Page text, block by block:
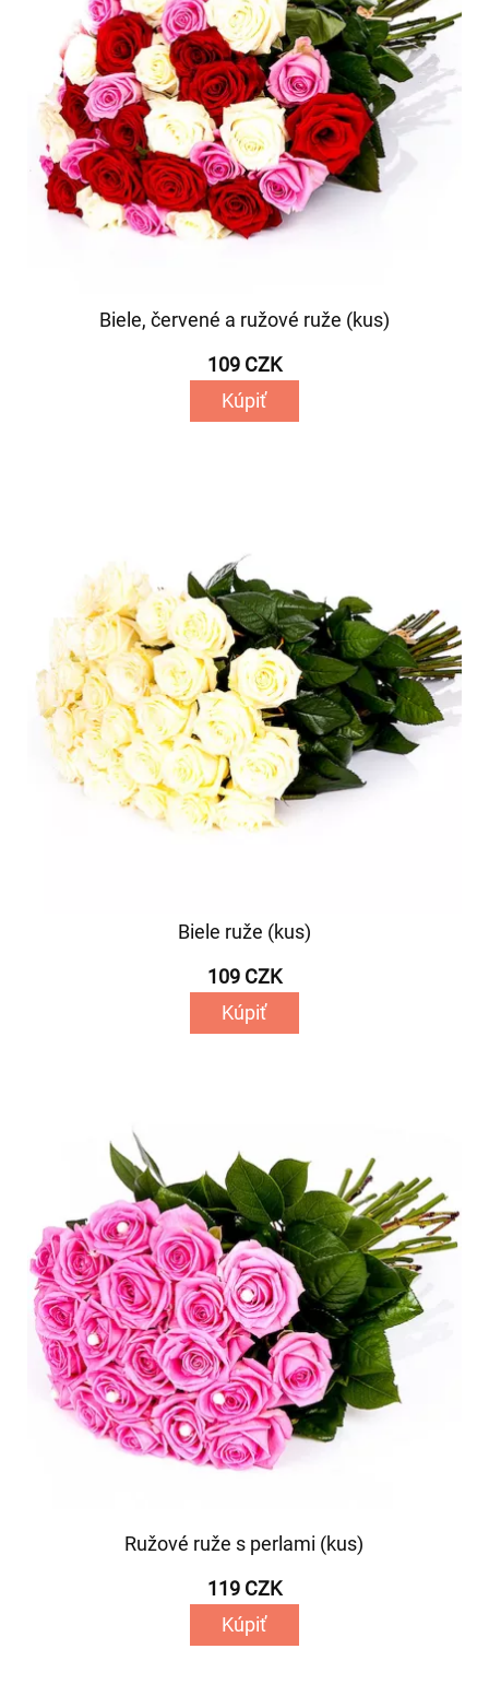
Biele, červené a ružové ruže (kus)
109 CZK
Kúpiť
Biele ruže (kus)
109 CZK
Kúpiť
Ružové ruže s perlami (kus)
119 CZK
Kúpiť